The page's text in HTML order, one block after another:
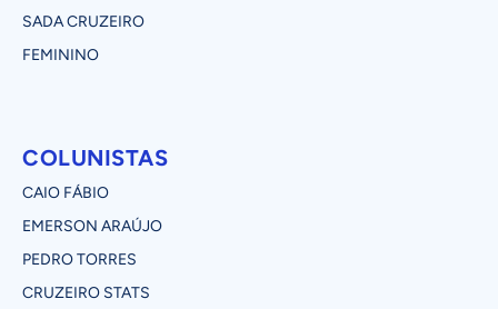
SADA CRUZEIRO
FEMININO
COLUNISTAS
CAIO FÁBIO
EMERSON ARAÚJO
PEDRO TORRES
CRUZEIRO STATS